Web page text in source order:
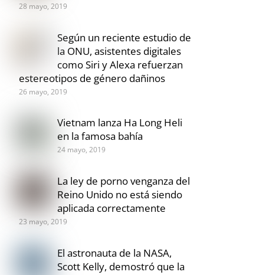
28 mayo, 2019
Según un reciente estudio de
la ONU, asistentes digitales
como Siri y Alexa refuerzan
estereotipos de género dañinos
26 mayo, 2019
Vietnam lanza Ha Long Heli
en la famosa bahía
24 mayo, 2019
La ley de porno venganza del
Reino Unido no está siendo
aplicada correctamente
23 mayo, 2019
El astronauta de la NASA,
Scott Kelly, demostró que la